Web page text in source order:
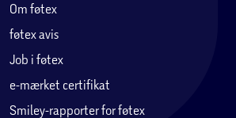
Om føtex
føtex avis
Job i føtex
e-mærket certifikat
Smiley-rapporter for føtex